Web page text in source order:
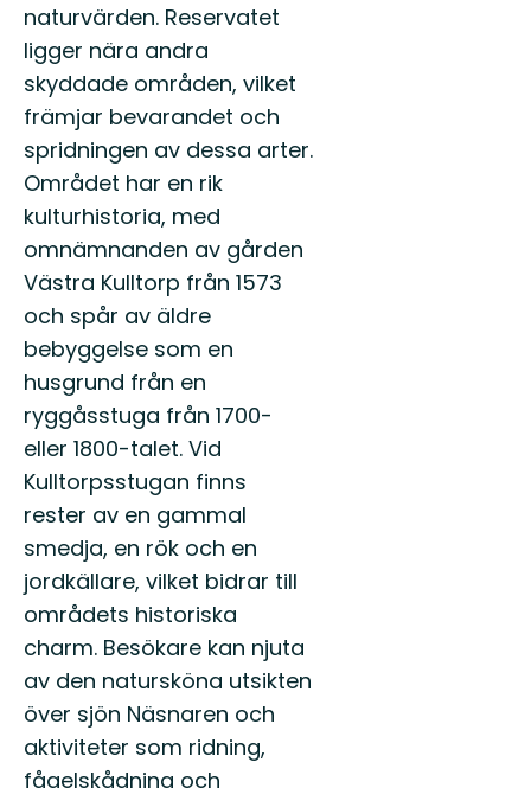
naturvärden. Reservatet
ligger nära andra
skyddade områden, vilket
främjar bevarandet och
spridningen av dessa arter.
Området har en rik
kulturhistoria, med
omnämnanden av gården
Västra Kulltorp från 1573
och spår av äldre
bebyggelse som en
husgrund från en
ryggåsstuga från 1700-
eller 1800-talet. Vid
Kulltorpsstugan finns
rester av en gammal
smedja, en rök och en
jordkällare, vilket bidrar till
områdets historiska
charm. Besökare kan njuta
av den natursköna utsikten
över sjön Näsnaren och
aktiviteter som ridning,
fågelskådning och